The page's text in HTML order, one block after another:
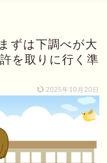
ずは下調べが大
を取りに行く準
2025年10月20日